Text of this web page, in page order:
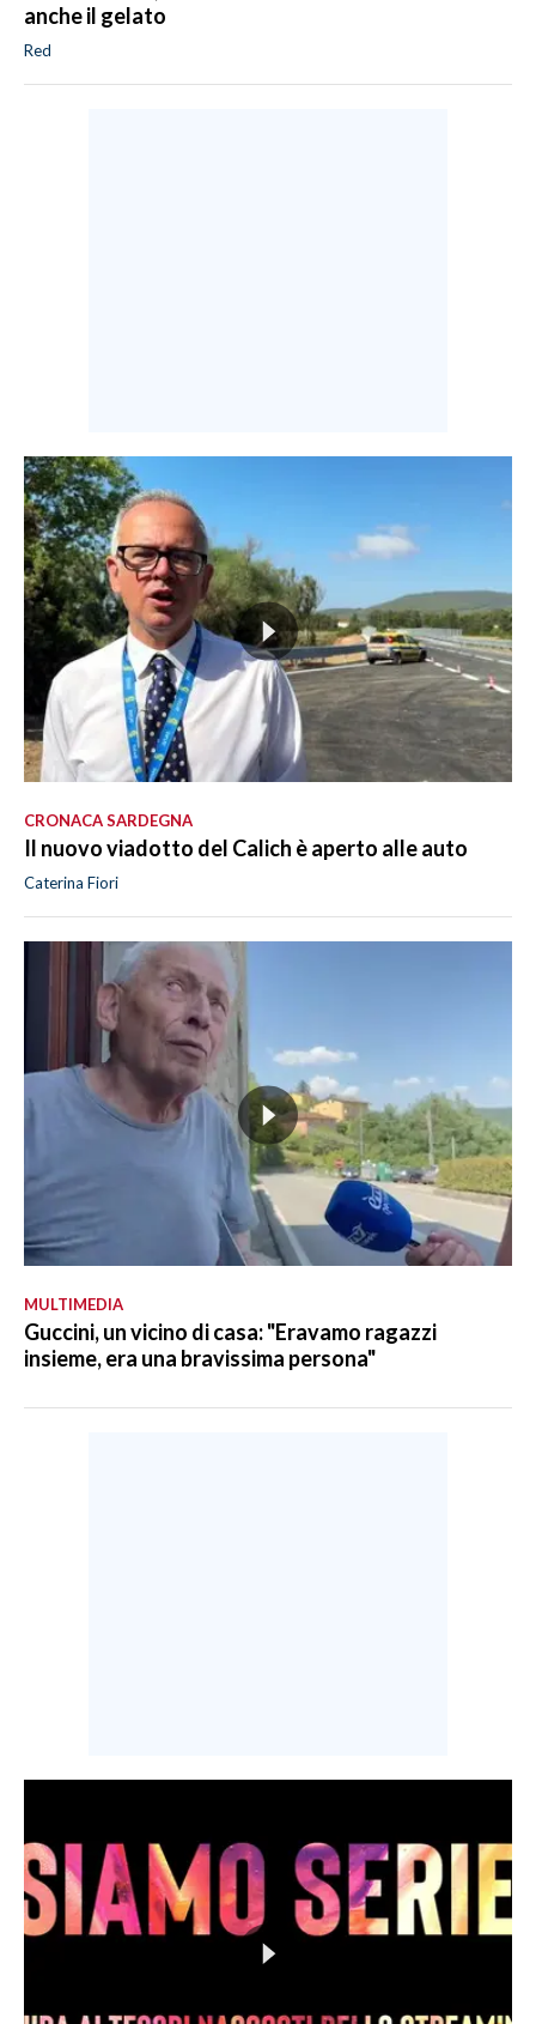
anche il gelato
Red
CRONACA SARDEGNA
Il nuovo viadotto del Calich è aperto alle auto
Caterina Fiori
MULTIMEDIA
Guccini, un vicino di casa: "Eravamo ragazzi
insieme, era una bravissima persona"